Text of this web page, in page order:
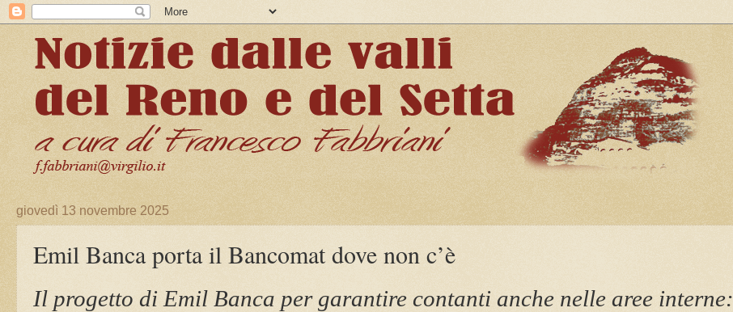
giovedì 13 novembre 2025
Emil Banca porta il Bancomat dove non c’è
Il progetto di Emil Banca per garantire contanti anche nelle aree interne: